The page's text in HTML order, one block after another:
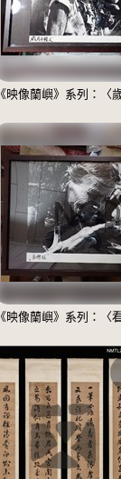
《映像蘭嶼》系列：〈
《映像蘭嶼》系列：〈